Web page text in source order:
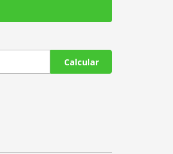
Calcular